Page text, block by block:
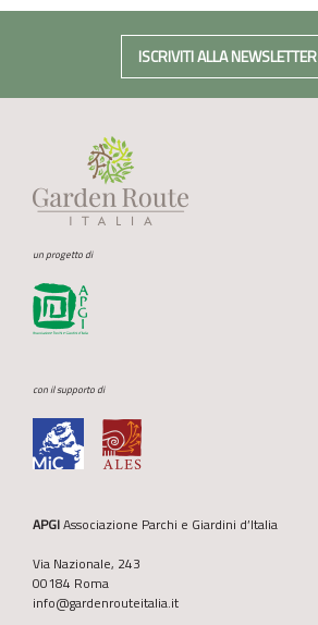
ISCRIVITI ALLA NEWSLETTER
un progetto di
con il supporto di
APGIAssociazione Parchi e Giardini d’Italia
Via Nazionale, 243
00184 Roma
info@gardenrouteitalia.it